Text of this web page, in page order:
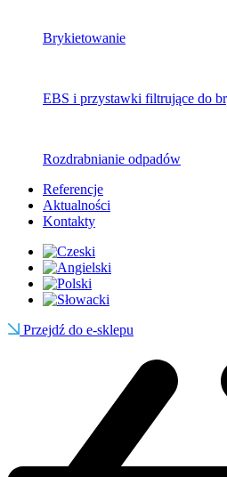
Brykietowanie
EBS i przystawki filtrujące do
Rozdrabnianie odpadów
Referencje
Aktualności
Kontakty
Przejdź do e-sklepu